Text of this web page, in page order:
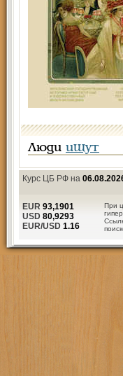
Люди ищут
Курс ЦБ РФ на
При
EUR 93,1901
USD 80,9293
EUR/USD 1.16